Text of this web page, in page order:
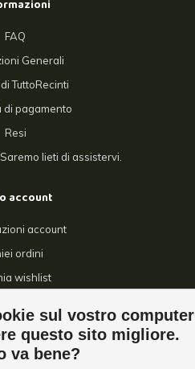
sul vostro computer
questo sito migliore.
va bene?
FAQ
Generali
TuttoRecinti
di pagamento
Resi
lieti di assistervi.
account
account
ordini
wishlist
i prodotti